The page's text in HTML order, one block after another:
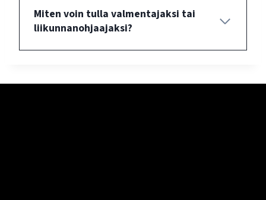
Miten voin tulla valmentajaksi tai
liikunnanohjaajaksi?